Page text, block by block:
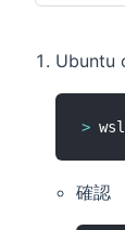
Ubuntu
> wsl
確認